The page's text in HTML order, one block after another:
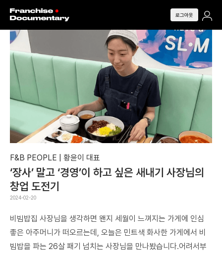
로그아웃
F&B PEOPLE | 황윤이 대표
‘장사’ 말고 ‘경영’이 하고 싶은 새내기 사장님의
창업 도전기
2024-02-20
비빔밥집 사장님을 생각하면 왠지 세월이 느껴지는 가게에 인심
좋은 아주머니가 떠오르는데, 오늘은 민트색 화사한 가게에서 비
빔밥을 파는 26살 패기 넘치는 사장님을 만나봤습니다.어려서부